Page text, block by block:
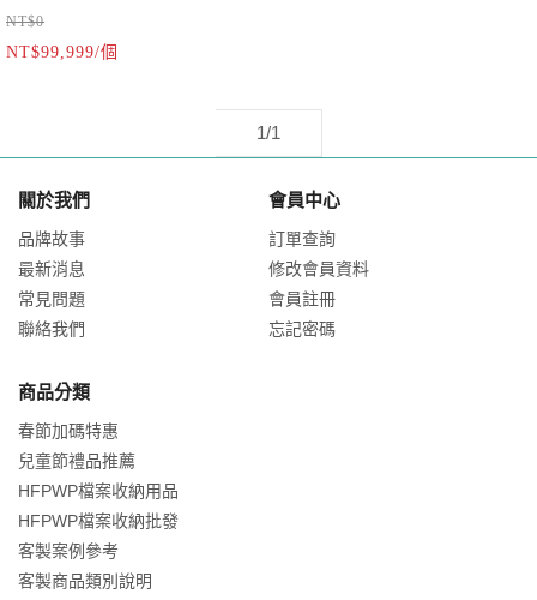
多種尺寸,多種厚度
單面印刷,雙面印刷
多種選擇
NT$0
NT$99,999/個
1/1
關於我們
品牌故事
最新消息
常見問題
聯絡我們
會員中心
訂單查詢
修改會員資料
會員註冊
忘記密碼
商品分類
春節加碼特惠
兒童節禮品推薦
HFPWP檔案收納用品
HFPWP檔案收納批發
客製案例參考
客製商品類別說明